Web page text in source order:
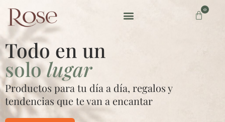
contenido
0
Carrito
Todo en un
sololugar
Productos para tu día a día, regalos y
tendencias que te van a encantar